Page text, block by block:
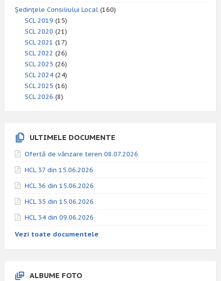
Ședințele Consiliului Local (160)
SCL 2019 (15)
SCL 2020 (21)
SCL 2021 (17)
SCL 2022 (26)
SCL 2023 (26)
SCL 2024 (24)
SCL 2025 (16)
SCL 2026 (8)
ULTIMELE DOCUMENTE
Ofertă de vânzare teren 08.07.2026
HCL 37 din 15.06.2026
HCL 36 din 15.06.2026
HCL 35 din 15.06.2026
HCL 34 din 09.06.2026
Vezi toate documentele
ALBUME FOTO